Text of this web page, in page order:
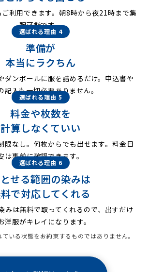
利用できます。朝8時から夜21時まで集
配可能です。
選ばれる理由 4
準備が
本当にラクちん
ダンボールに服を詰めるだけ。申込書や
記入も一切必要ありません。
選ばれる理由 5
料金や枚数を
計算しなくていい
限なし。何枚からでも出せます。料金目
は事前に確認できます。
選ばれる理由 6
せる範囲の染みは
で対応してくれる
みは無料で取ってくれるので、出すだけ
洋服がキレイになります。
いる状態をお約束するものではありません。